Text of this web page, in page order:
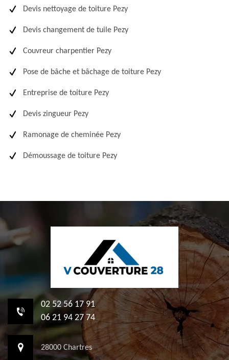
Devis nettoyage de toiture Pezy
Devis changement de tuile Pezy
Couvreur charpentier Pezy
Pose de bâche et bâchage de toiture Pezy
Entreprise de toiture Pezy
Devis zingueur Pezy
Ramonage de cheminée Pezy
Démoussage de toiture Pezy
02 52 56 17 91
06 21 94 27 74
28000 Chartres